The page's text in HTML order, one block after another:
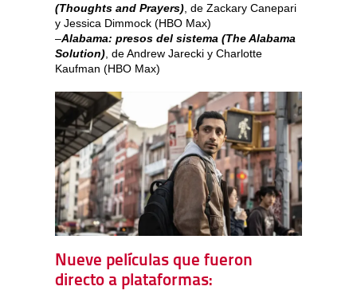
(Thoughts and Prayers) , de Zackary Canepari
y Jessica Dimmock (HBO Max)
–Alabama: presos del sistema (The Alabama
Solution) , de Andrew Jarecki y Charlotte
Kaufman (HBO Max)
Nueve películas que fueron
directo a plataformas: